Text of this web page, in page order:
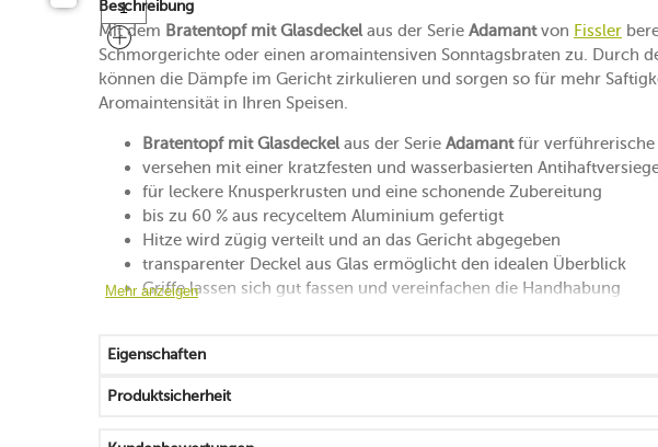
Beschreibung
Mit dem Bratentopf mit Glasdeckelaus der Serie Adamantvon Fissler
Schmorgerichte oder einen aromaintensiven Sonntagsbraten zu. Durch
können die Dämpfe im Gericht zirkulieren und sorgen so für mehr
Aromaintensität in Ihren Speisen.
Bratentopf mit Glasdeckelaus der Serie Adamantfür verführerische
versehen mit einer kratzfesten und wasserbasierten
für leckere Knusperkrusten und eine schonende Zubereitung
bis zu 60 % aus recyceltem Aluminium gefertigt
Hitze wird zügig verteilt und an das Gericht abgegeben
transparenter Deckel aus Glas ermöglicht den idealen Überblick
Griffe lassen sich gut fassen und vereinfachen die Handhabung
Handwäsche empfohlen
5 Jahre Herstellergarantie
Mehr anzeigen
Eigenschaften
Produktsicherheit